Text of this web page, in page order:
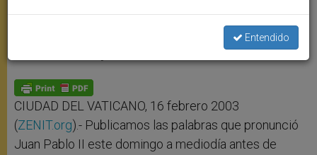
W
s
p
p
M
e
g
e
r
F
b
o
k
T
t
S
e
CIUDAD DEL VATICANO, 16 febrero 2003
(ZENIT.org).- Publicamos las palabras que pronunció
Juan Pablo II este domingo a mediodía antes de
Entendido